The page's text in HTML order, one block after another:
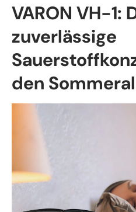
VARON VH-1:
zuverlässige
den